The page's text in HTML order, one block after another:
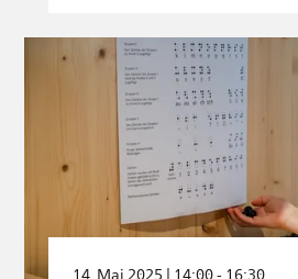
14. Mai 2025 | 14:00 - 16:30